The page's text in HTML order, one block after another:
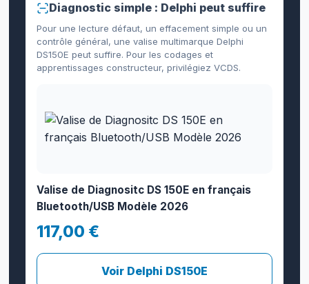
Diagnostic simple : Delphi peut suffire
Pour une lecture défaut, un effacement simple ou un
contrôle général, une valise multimarque Delphi
DS150E peut suffire. Pour les codages et
apprentissages constructeur, privilégiez VCDS.
Valise de Diagnositc DS 150E en français
Bluetooth/USB Modèle 2026
117,00 €
Voir Delphi DS150E